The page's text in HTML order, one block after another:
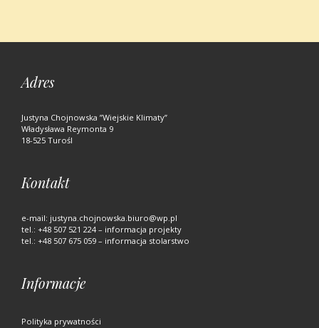
Adres
Justyna Chojnowska ”Wiejskie Klimaty”
Władysława Reymonta 9
18-525 Turośl
Kontakt
e-mail: justyna.chojnowska.biuro@wp.pl
tel.: +48 507 521 224– informacja projekty
tel.: +48 507 675 059 – informacja stolarstwo
Informacje
Polityka prywatności